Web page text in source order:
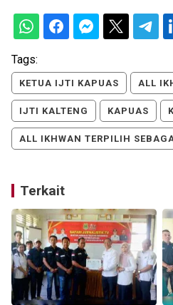
Tags:
KETUA IJTI KAPUAS ALL
IJTI KALTENG KAPUAS
ALL IKHWAN TERPILIH
Terkait